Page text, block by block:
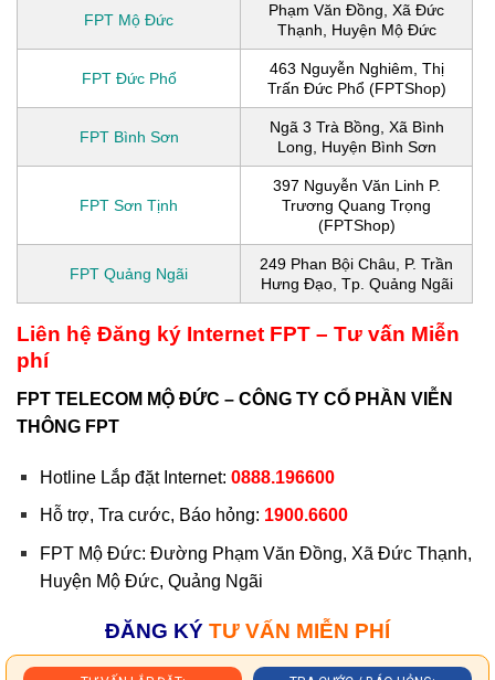
FPT Mộ Đức
Phạm Văn Đồng, Xã Đức
Thạnh, Huyện Mộ Đức
FPT Đức Phổ
463 Nguyễn Nghiêm, Thị
Trấn Đức Phổ (FPTShop)
FPT Bình Sơn
Ngã 3 Trà Bồng, Xã Bình
Long, Huyện Bình Sơn
FPT Sơn Tịnh
397 Nguyễn Văn Linh P.
Trương Quang Trọng
(FPTShop)
FPT Quảng Ngãi
249 Phan Bội Châu, P. Trần
Hưng Đạo, Tp. Quảng Ngãi
Liên hệ Đăng ký Internet FPT – Tư vấn Miễn
phí
FPT TELECOM MỘ ĐỨC – CÔNG TY CỔ PHẦN VIỄN
THÔNG FPT
Hotline Lắp đặt Internet: 0888.196600
Hỗ trợ, Tra cước, Báo hỏng: 1900.6600
FPT Mộ Đức: Đường Phạm Văn Đồng, Xã Đức Thạnh,
Huyện Mộ Đức, Quảng Ngãi
ĐĂNG KÝ TƯ VẤN MIỄN PHÍ